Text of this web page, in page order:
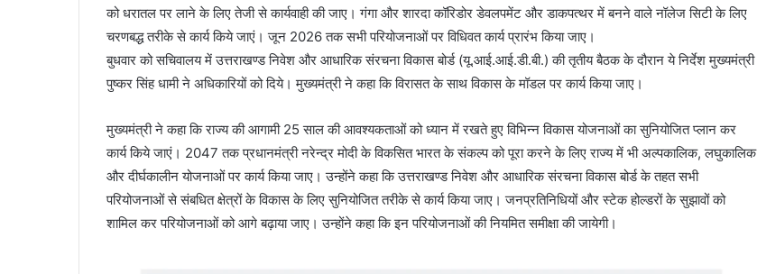
को धरातल पर लाने के लिए तेजी से कार्यवाही की जाए। गंगा और शारदा कॉरिडोर डेवलपमेंट और डाकपत्थर में बनने वाले नॉलेज सिटी के लिए
चरणबद्ध तरीके से कार्य किये जाएं। जून 2026 तक सभी परियोजनाओं पर विधिवत कार्य प्रारंभ किया जाए।
बुधवार को सचिवालय में उत्तराखण्ड निवेश और आधारिक संरचना विकास बोर्ड (यू.आई.आई.डी.बी.) की तृतीय बैठक के दौरान ये निर्देश मुख्यमंत्री
पुष्कर सिंह धामी ने अधिकारियों को दिये। मुख्यमंत्री ने कहा कि विरासत के साथ विकास के मॉडल पर कार्य किया जाए।
मुख्यमंत्री ने कहा कि राज्य की आगामी 25 साल की आवश्यकताओं को ध्यान में रखते हुए विभिन्न विकास योजनाओं का सुनियोजित प्लान कर
कार्य किये जाएं। 2047 तक प्रधानमंत्री नरेन्द्र मोदी के विकसित भारत के संकल्प को पूरा करने के लिए राज्य में भी अल्पकालिक, लघुकालिक
और दीर्घकालीन योजनाओं पर कार्य किया जाए। उन्होंने कहा कि उत्तराखण्ड निवेश और आधारिक संरचना विकास बोर्ड के तहत सभी
परियोजनाओं से संबधित क्षेत्रों के विकास के लिए सुनियोजित तरीके से कार्य किया जाए। जनप्रतिनिधियों और स्टेक होल्डरों के सुझावों को
शामिल कर परियोजनाओं को आगे बढ़ाया जाए। उन्होंने कहा कि इन परियोजनाओं की नियमित समीक्षा की जायेगी।